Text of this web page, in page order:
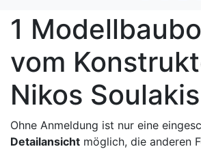
1
vom
Nikos Soulakis
Ohne Anmeldung ist nur eine
Detailansicht möglich, die anderen